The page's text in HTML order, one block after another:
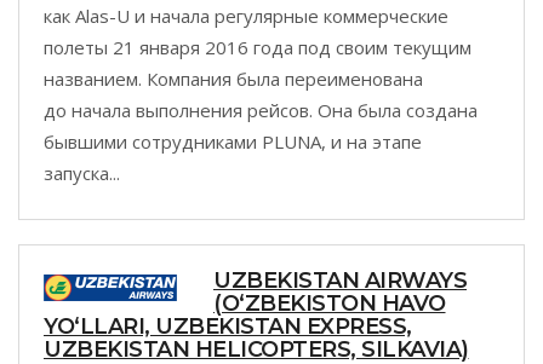
как Alas-U и начала регулярные коммерческие
полеты 21 января 2016 года под своим текущим
названием. Компания была переименована
до начала выполнения рейсов. Она была создана
бывшими сотрудниками PLUNA, и на этапе
запуска...
UZBEKISTAN AIRWAYS
(O‘ZBEKISTON HAVO
YO‘LLARI, UZBEKISTAN EXPRESS,
UZBEKISTAN HELICOPTERS, SILKAVIA)